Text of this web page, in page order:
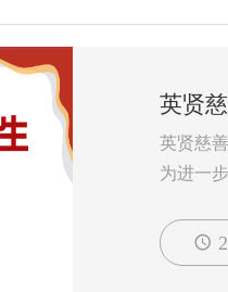
英贤
英贤慈
为进一
订本实
一、组